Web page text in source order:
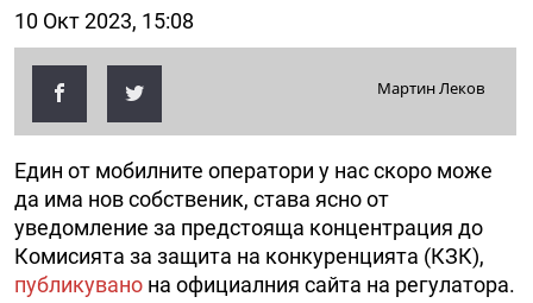
10 Окт 2023, 15:08
Мартин Леков
Един от мобилните оператори у нас скоро може
да има нов собственик, става ясно от
уведомление за предстояща концентрация до
Комисията за защита на конкуренцията (КЗК),
публикувано на официалния сайта на регулатора.